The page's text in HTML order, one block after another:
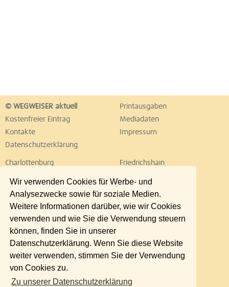
Wir verwenden Cookies für Werbe- und
Analysezwecke sowie für soziale Medien.
Weitere Informationen darüber, wie wir Cookies
verwenden und wie Sie die Verwendung steuern
können, finden Sie in unserer
Datenschutzerklärung. Wenn Sie diese Website
weiter verwenden, stimmen Sie der Verwendung
von Cookies zu.
Zu unserer Datenschutzerklärung
© WEGWEISER aktuell
Printausgaben
Kostenfreier Eintrag
Mediadaten
Kontakte
Impressum
Datenschutzerklärung
Charlottenburg
Friedrichshain
Lichtenberg
Marzahn
Neukölln
Pankow
Reinickendorf
Schöneberg
Spandau
Steglitz
Tempelhof
Treptow
Umland Ost